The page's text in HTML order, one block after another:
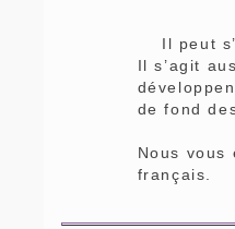
Il peut
Il s’agit
de fond
Nous vous
français.